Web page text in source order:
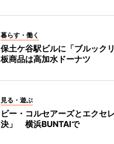
暮らす・働く
保土ケ谷駅ビルに「ブルック
板商品は高加水ドーナツ
見る・遊ぶ
ビー・コルセアーズとエクセ
決」 横浜BUNTAIで